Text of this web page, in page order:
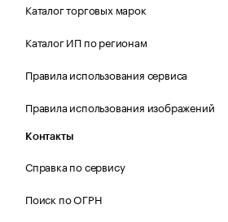
Каталог торговых марок
Каталог ИП по регионам
Правила использования сервиса
Правила использования изображений
Контакты
Справка по сервису
Поиск по ОГРН